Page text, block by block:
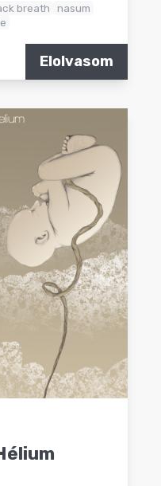
breath
nasum
Elolvasom